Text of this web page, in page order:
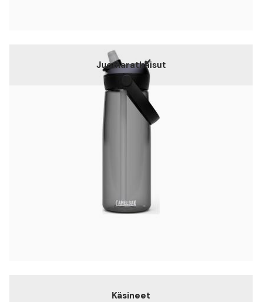
Juomaratkaisut
Käsineet